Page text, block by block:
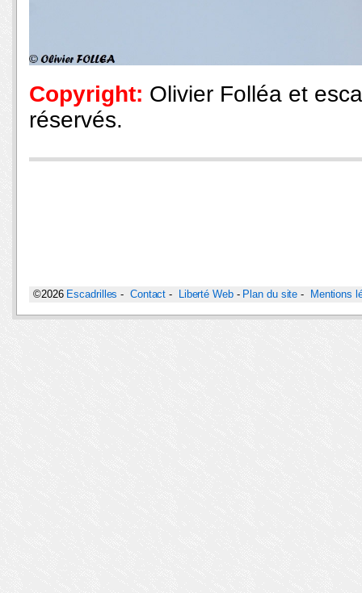
Copyright: Olivier Folléa et
réservés.
©2026 Escadrilles - Contact - Liberté Web- Plan du site - Mentions